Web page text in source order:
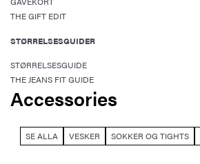
THE GIFT EDIT
STØRRELSESGUIDER
STØRRELSESGUIDE
THE JEANS FIT GUIDE
Accessories
SE ALLA VESKER SOKKER OG TIGHTS